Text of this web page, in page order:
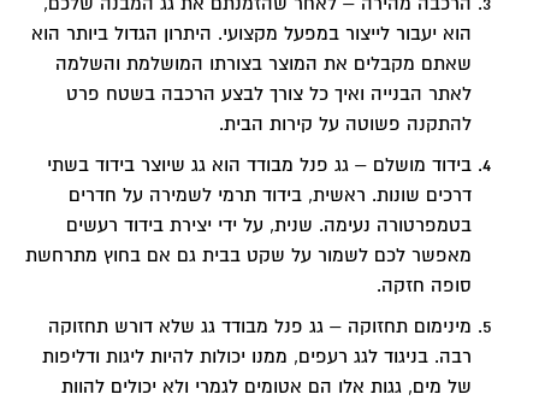
הוא יעבור לייצור במפעל מקצועי. היתרון הגדול ביותר הוא
שאתם מקבלים את המוצר בצורתו המושלמת והשלמה
לאתר הבנייה ואיך כל צורך לבצע הרכבה בשטח פרט
להתקנה פשוטה על קירות הבית.
בידוד מושלם – גג פנל מבודד הוא גג שיוצר בידוד בשתי
דרכים שונות. ראשית, בידוד תרמי לשמירה על חדרים
בטמפרטורה נעימה. שנית, על ידי יצירת בידוד רעשים
מאפשר לכם לשמור על שקט בבית גם אם בחוץ מתרחשת
סופה חזקה.
מינימום תחזוקה – גג פנל מבודד גג שלא דורש תחזוקה
רבה. בניגוד לגג רעפים, ממנו יכולות להיות ליגות ודליפות
של מים, גגות אלו הם אטומים לגמרי ולא יכולים להוות